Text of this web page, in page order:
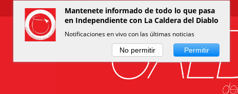
Mantenete informado de todo lo que pasa
en Independiente con La Caldera del Diablo
Notificaciones en vivo con las últimas noticias
No permitir Permitir